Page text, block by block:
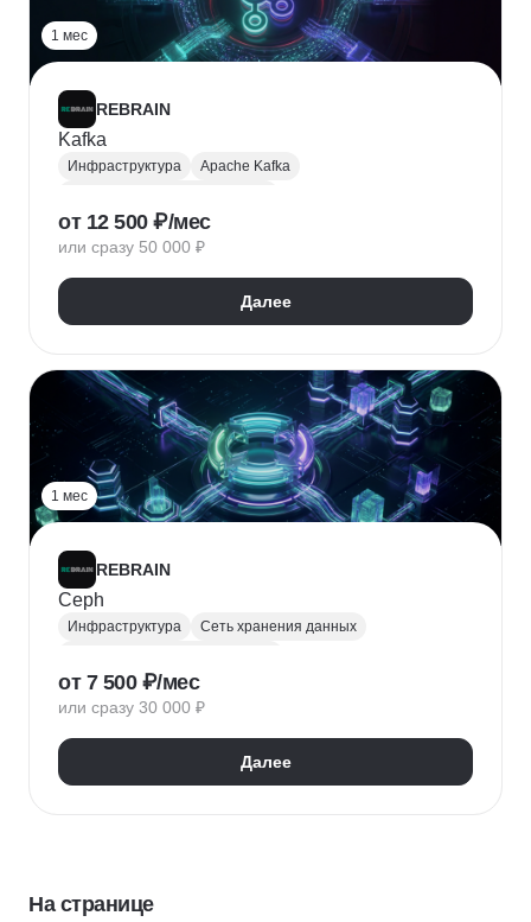
1 мес
REBRAIN
Kafka
Инфраструктура
Apache Kafka
от 12 500 ₽/мес
или сразу 50 000 ₽
Далее
1 мес
REBRAIN
Ceph
Инфраструктура
Сеть хранения данных
от 7 500 ₽/мес
или сразу 30 000 ₽
Далее
На странице